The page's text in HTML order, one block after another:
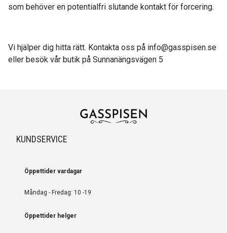
som behöver en potentialfri slutande kontakt för forcering.
Vi hjälper dig hitta rätt. Kontakta oss på info@gasspisen.se
eller besök vår butik på Sunnanängsvägen 5
KUNDSERVICE
Öppettider vardagar
Måndag - Fredag: 10 -19
Öppettider helger